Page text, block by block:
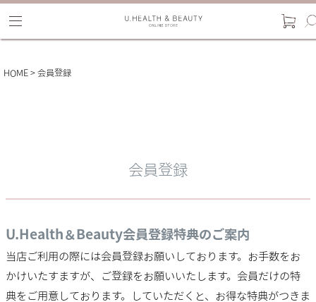
HOME 会員登録
会員登録
U.Health＆Beauty会員登録特典のご案内
当店ご利用の際には会員登録お願いしております。お手数をお
かけいたすますが、ご登録をお願いいたします。会員だけの特
典をご用意しております。していただくと、お得な特典がつきま